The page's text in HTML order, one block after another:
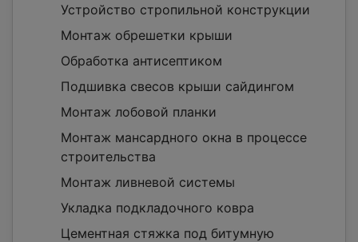
Устройство стропильной конструкции
Монтаж обрешетки крыши
Обработка антисептиком
Подшивка свесов крыши сайдингом
Монтаж лобовой планки
Монтаж мансардного окна в процессе
строительства
Монтаж ливневой системы
Укладка подкладочного ковра
Цементная стяжка под битумную